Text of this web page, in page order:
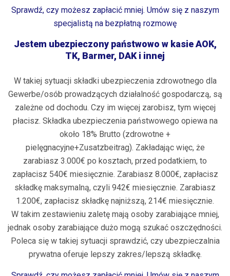
Sprawdź, czy możesz zapłacić mniej. Umów się z naszym
specjalistą na bezpłatną rozmowę
Jestem ubezpieczony państwowo w kasie AOK,
TK, Barmer, DAK i innej
W takiej sytuacji składki ubezpieczenia zdrowotnego dla
Gewerbe/osób prowadzących działalność gospodarczą, są
zależne od dochodu. Czy im więcej zarobisz, tym więcej
płacisz. Składka ubezpieczenia państwowego opiewa na
około 18% Brutto (zdrowotne +
pielęgnacyjne+Zusatzbeitrag). Zakładając więc, że
zarabiasz 3.000€ po kosztach, przed podatkiem, to
zapłacisz 540€ miesięcznie. Zarabiasz 8.000€, zapłacisz
składkę maksymalną, czyli 942€ miesięcznie. Zarabiasz
1.200€, zapłacisz składkę najniższą, 214€ miesięcznie.
W takim zestawieniu zaletę mają osoby zarabiające mniej,
jednak osoby zarabiające dużo mogą szukać oszczędności.
Poleca się w takiej sytuacji sprawdzić, czy ubezpieczalnia
prywatna oferuje lepszy zakres/lepszą składkę.